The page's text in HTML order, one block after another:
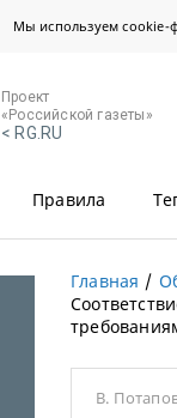
Мы используем cookie-
Проект
«Российской газеты»
< RG.RU
Правила
Главная
В.